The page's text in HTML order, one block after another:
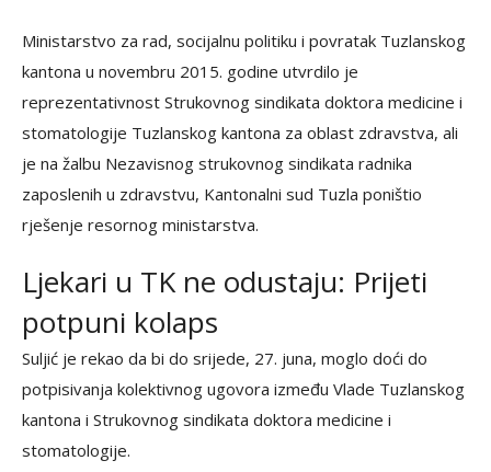
Ministarstvo za rad, socijalnu politiku i povratak Tuzlanskog
kantona u novembru 2015. godine utvrdilo je
reprezentativnost Strukovnog sindikata doktora medicine i
stomatologije Tuzlanskog kantona za oblast zdravstva, ali
je na žalbu Nezavisnog strukovnog sindikata radnika
zaposlenih u zdravstvu, Kantonalni sud Tuzla poništio
rješenje resornog ministarstva.
Ljekari u TK ne odustaju: Prijeti
potpuni kolaps
Suljić je rekao da bi do srijede, 27. juna, moglo doći do
potpisivanja kolektivnog ugovora između Vlade Tuzlanskog
kantona i Strukovnog sindikata doktora medicine i
stomatologije.